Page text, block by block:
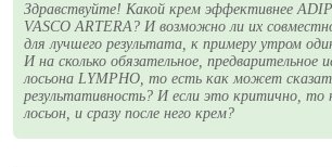
Здравствуйте! Какой крем эффективнее
VASCO ARTERA? И возможно ли их
для лучшего результата, к примеру утром
И на сколько обязательное, предварительное
лосьона LYMPHO, то есть как может
результативность? И если это критично, то
лосьон, и сразу после него крем?